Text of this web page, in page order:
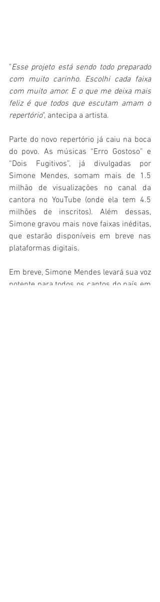
"Esse projeto está sendo todo preparado
com muito carinho. Escolhi cada faixa
com muito amor. E o que me deixa mais
feliz é que todos que escutam amam o
repertório", antecipa a artista.
Parte do novo repertório já caiu na boca
do povo. As músicas “Erro Gostoso” e
“Dois Fugitivos”, já divulgadas por
Simone Mendes, somam mais de 1.5
milhão de visualizações no canal da
cantora no YouTube (onde ela tem 4.5
milhões de inscritos). Além dessas,
Simone gravou mais nove faixas inéditas,
que estarão disponíveis em breve nas
plataformas digitais.
Em breve, Simone Mendes levará sua voz
potente para todos os cantos do país em